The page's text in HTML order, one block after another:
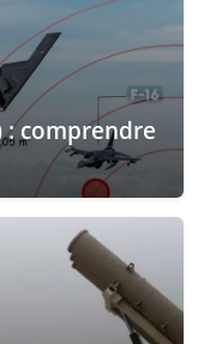
: comprendre